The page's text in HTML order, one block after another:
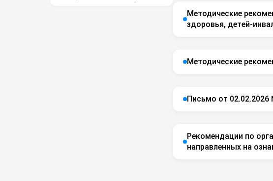
Методические
здоровья, детей-
Методические
Письмо от 02.02.2026
Рекомендации по
направленных на